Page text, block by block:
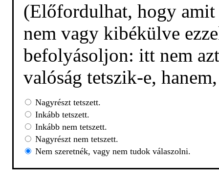
(Előfordulhat, hogy amit
nem vagy kibékülve
befolyásoljon: itt nem
valóság tetszik-e,
Nagyrészt tetszett.
Inkább tetszett.
Inkább nem tetszett.
Nagyrészt nem tetszett.
Nem szeretnék, vagy nem tudok válaszolni.